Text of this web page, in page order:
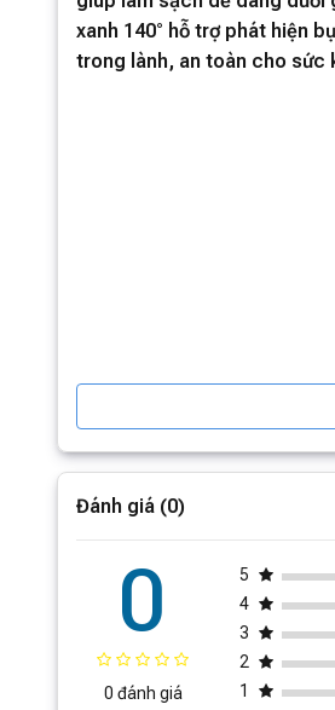
xanh 140° hỗ trợ phát hiện
trong lành, an toàn cho sức
Đánh giá (0)
0
0 đánh giá
5
4
3
2
1